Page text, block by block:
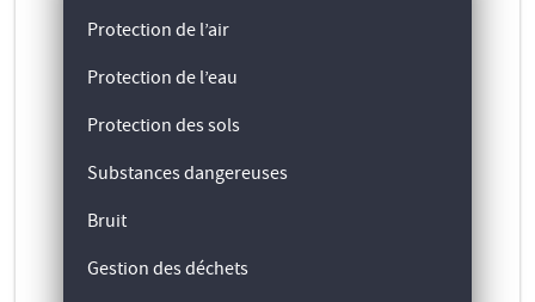
Protection de l’air
Protection de l’eau
Protection des sols
Substances dangereuses
Bruit
Gestion des déchets